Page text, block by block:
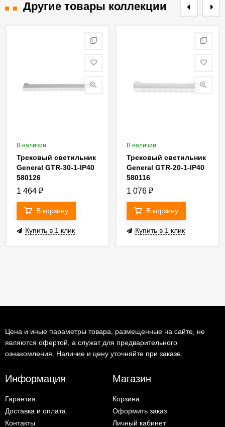
Другие товары коллекции
В наличии
Трековый светильник
General GTR-30-1-IP40
580126
1 464 ₽
В корзину
Купить в 1 клик
В наличии
Трековый светильник
General GTR-20-1-IP40
580116
1 076 ₽
В корзину
Купить в 1 клик
Цена и иные параметры товара, размещенные на сайте, не
являются офертой, а служат для предварительного
ознакомления. Наличие и цену уточняйте при заказе.
Информация
Гарантия
Доставка и оплата
Контакты
Магазин
Корзина
Оформить заказ
Личный кабинет